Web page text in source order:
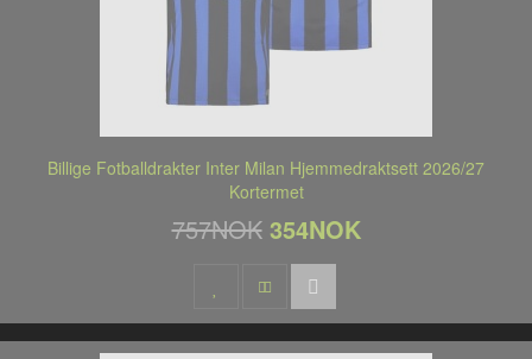
Billige Fotballdrakter Inter Milan Hjemmedraktsett 2026/27
Kortermet
757NOK 354NOK